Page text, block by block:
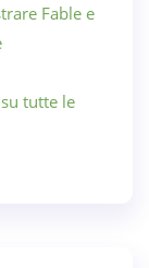
Fable e
tutte le